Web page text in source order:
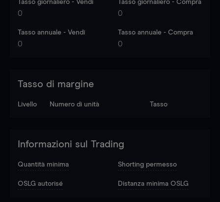
Tasso giornaliero - Vendi
0
Tasso giornaliero - Compra
0
Tasso annuale - Vendi
0
Tasso annuale - Compra
0
Tasso di margine
Livello Numero di unità Tasso
Informazioni sul Trading
Quantità minima Shorting permesso
OSLG autorisé Distanza minima OSLG